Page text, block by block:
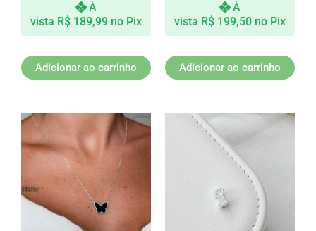
À
vista R$ 189,99 no Pix
Adicionar ao carrinho
À
vista R$ 199,50 no Pix
Adicionar ao carrinho